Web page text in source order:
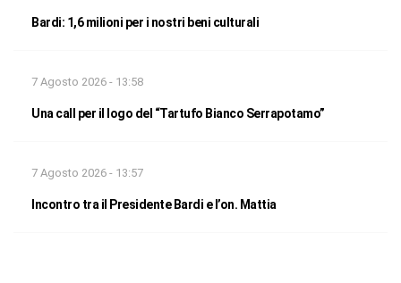
Bardi: 1,6 milioni per i nostri beni culturali
7 Agosto 2026 - 13:58
Una call per il logo del “Tartufo Bianco Serrapotamo”
7 Agosto 2026 - 13:57
Incontro tra il Presidente Bardi e l’on. Mattia